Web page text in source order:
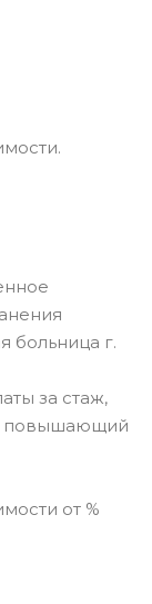
больница г.
за стаж,
повышающий
от %